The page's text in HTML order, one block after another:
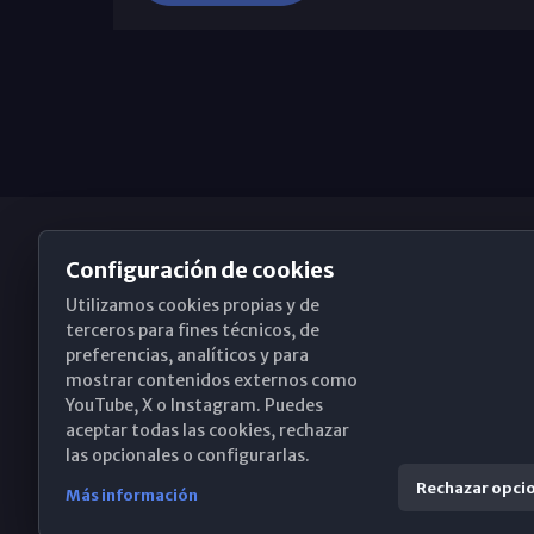
Obispado de Málaga
Santa María, 18-20. 29015 Málaga
(+34) 952 224 386
Configuración de cookies
Utilizamos cookies propias y de
terceros para fines técnicos, de
preferencias, analíticos y para
mostrar contenidos externos como
YouTube, X o Instagram. Puedes
aceptar todas las cookies, rechazar
las opcionales o configurarlas.
Más información Rechazar